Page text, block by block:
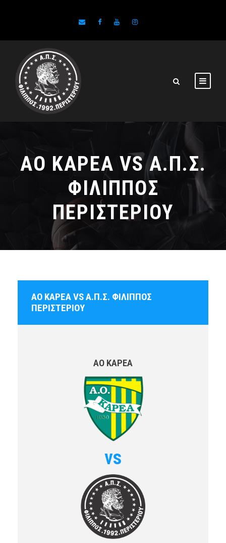
ΑΟ ΚΑΡΕΑ VS Α.Π.Σ.
ΦΙΛΙΠΠΟΣ
ΠΕΡΙΣΤΕΡΙΟΥ
ΑΟ ΚΑΡΕΑ VS Α.Π.Σ. ΦΙΛΙΠΠΟΣ
ΠΕΡΙΣΤΕΡΙΟΥ
ΑΟ ΚΑΡΕΑ
vs